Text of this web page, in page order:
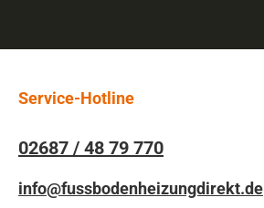
Service-Hotline
02687 / 48 79 770
info@fussbodenheizungdirekt.de